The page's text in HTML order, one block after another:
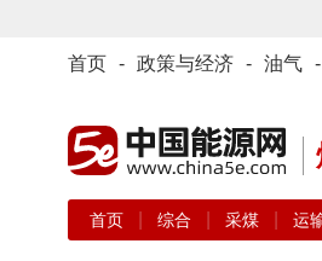
首页 - 政策与经济 - 油气 -
首页 综合 采煤 运